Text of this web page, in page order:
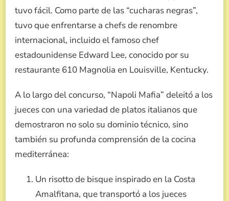
tuvo fácil. Como parte de las “cucharas negras”,
tuvo que enfrentarse a chefs de renombre
internacional, incluido el famoso chef
estadounidense Edward Lee, conocido por su
restaurante 610 Magnolia en Louisville, Kentucky.
A lo largo del concurso, “Napoli Mafia” deleitó a los
jueces con una variedad de platos italianos que
demostraron no solo su dominio técnico, sino
también su profunda comprensión de la cocina
mediterránea:
Un risotto de bisque inspirado en la Costa
Amalfitana, que transportó a los jueces